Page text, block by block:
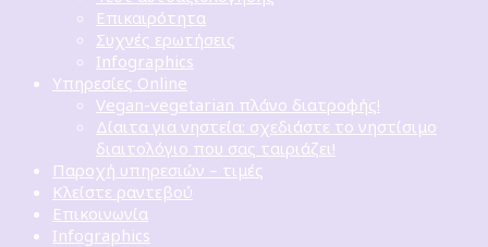
Επικαιρότητα
Συχνές ερωτήσεις
Infographics
Υπηρεσίες Online
Vegan-vegetarian πλάνο διατροφής!
Δίαιτα για νηστεία: σχεδιάστε το νηστίσιμο
διαιτολόγιο που σας ταιριάζει!
Παροχή υπηρεσιών – τιμές
Κλείστε ραντεβού
Επικοινωνία
Infographics